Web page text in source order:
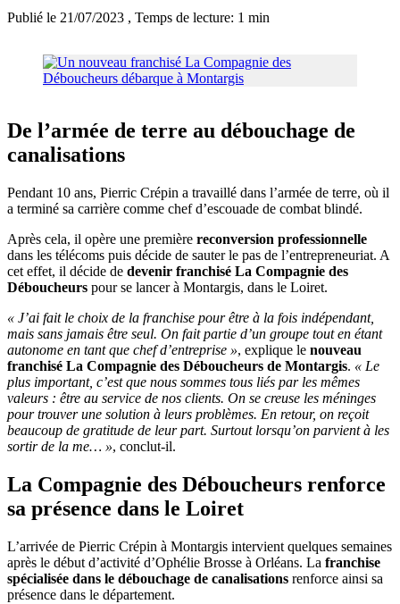
Publié le 21/07/2023 , Temps de lecture: 1 min
De l’armée de terre au débouchage de
canalisations
Pendant 10 ans, Pierric Crépin a travaillé dans l’armée de terre, où il
a terminé sa carrière comme chef d’escouade de combat blindé.
Après cela, il opère une première reconversion professionnelle
dans les télécoms puis décide de sauter le pas de l’entrepreneuriat. A
cet effet, il décide de devenir franchisé La Compagnie des
Déboucheurs pour se lancer à Montargis, dans le Loiret.
« J’ai fait le choix de la franchise pour être à la fois indépendant,
mais sans jamais être seul. On fait partie d’un groupe tout en étant
autonome en tant que chef d’entreprise », explique le nouveau
franchisé La Compagnie des Déboucheurs de Montargis. « Le
plus important, c’est que nous sommes tous liés par les mêmes
valeurs : être au service de nos clients. On se creuse les méninges
pour trouver une solution à leurs problèmes. En retour, on reçoit
beaucoup de gratitude de leur part. Surtout lorsqu’on parvient à les
sortir de la me… », conclut-il.
La Compagnie des Déboucheurs renforce
sa présence dans le Loiret
L’arrivée de Pierric Crépin à Montargis intervient quelques semaines
après le début d’activité d’Ophélie Brosse à Orléans. La franchise
spécialisée dans le débouchage de canalisations renforce ainsi sa
présence dans le département.